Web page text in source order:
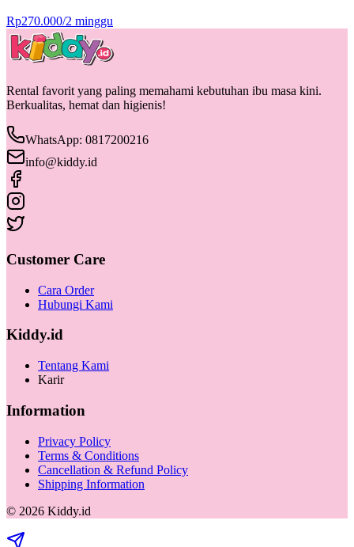
Rp270.000/2 minggu
Rental favorit yang paling memahami kebutuhan ibu masa kini.
Berkualitas, hemat dan higienis!
WhatsApp: 0817200216
info@kiddy.id
Customer Care
Cara Order
Hubungi Kami
Kiddy.id
Tentang Kami
Karir
Information
Privacy Policy
Terms & Conditions
Cancellation & Refund Policy
Shipping Information
© 2026 Kiddy.id